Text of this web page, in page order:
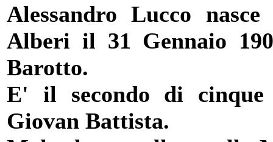
Alessandro Lucco
Alberi il 31 Gennaio
Barotto.
E' il secondo di
Giovan Battista.